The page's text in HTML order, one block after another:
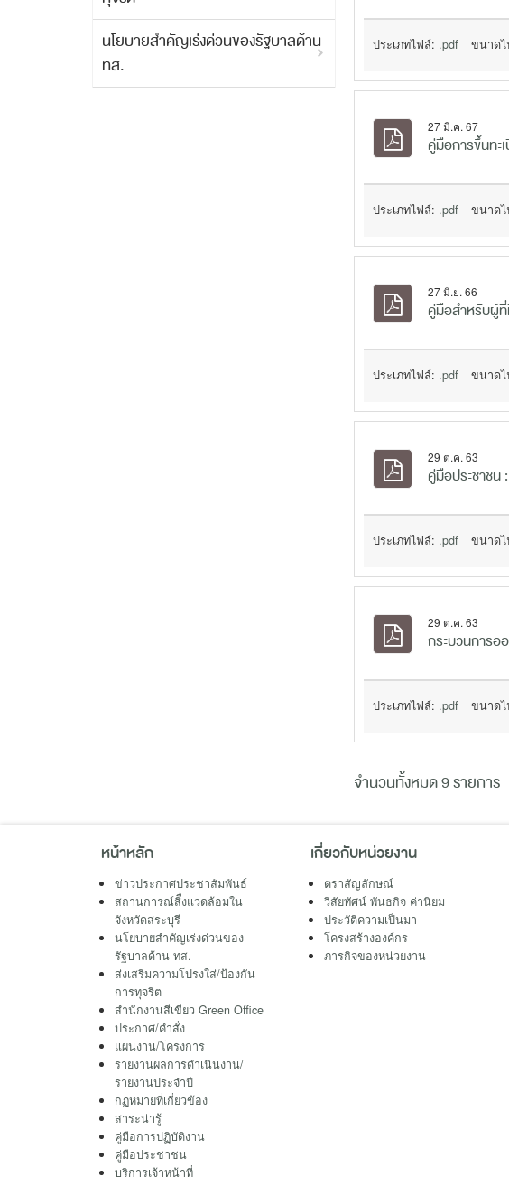
นโยบายสำคัญเร่งด่วนของรัฐบาลด้าน
ทส.
ประเภทไฟล์: .pdf ขนาด
27 มี.ค. 67
คู่มือการขึ้นทะ
ประเภทไฟล์: .pdf ขนาด
27 มิ.ย. 66
คู่มือสำหรับผู้
ประเภทไฟล์: .pdf ขนาด
29 ต.ค. 63
คู่มือประชาชน
ประเภทไฟล์: .pdf ขนาด
29 ต.ค. 63
กระบวนการอ
ประเภทไฟล์: .pdf ขนาด
จำนวนทั้งหมด 9 รายการ
หน้าหลัก
ข่าวประกาศประชาสัมพันธ์
สถานการณ์สิื่งแวดล้อมใน
จังหวัดสระบุรี
นโยบายสำคัญเร่งด่วนของ
รัฐบาลด้าน ทส.
ส่งเสริมความโปรงใส่/ป้องกัน
การทุจริต
สำนักงานสีเขียว Green Office
ประกาศ/คำสั่ง
แผนงาน/โครงการ
รายงานผลการดำเนินงาน/
รายงานประจำปี
กฏหมายที่เกี่ยวข้อง
สาระน่ารู้
คู่มือการปฏิบัติงาน
คู่มือประชาชน
บริการเจ้าหน้าที่
เกี่ยวกับหน่วยงาน
ตราสัญลักษณ์
วิสัยทัศน์ พันธกิจ ค่านิยม
ประวัติความเป็นมา
โครงสร้างองค์กร
ภารกิจของหน่วยงาน